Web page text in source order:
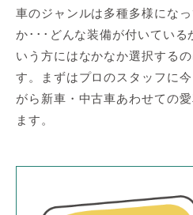
車のジャンルは多種多様にな
か･･･どんな装備が付いている
いう方にはなかなか選択する
す。まずはプロのスタッフに
がら新車・中古車あわせての
ます。